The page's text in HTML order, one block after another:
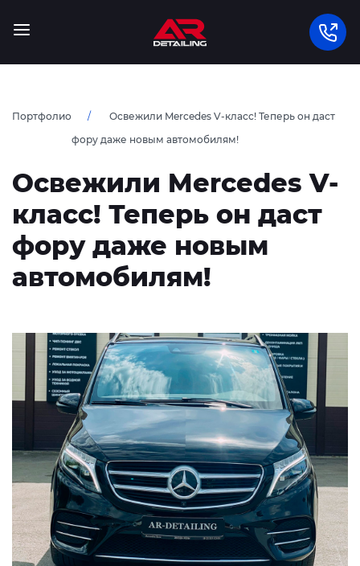
Портфолио
Освежили Mercedes V-класс! Теперь он даст
фору даже новым автомобилям!
Освежили Mercedes V-
класс! Теперь он даст
фору даже новым
автомобилям!